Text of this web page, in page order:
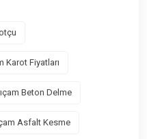
Karot Fiyatları
Beton Delme
Asfalt Kesme